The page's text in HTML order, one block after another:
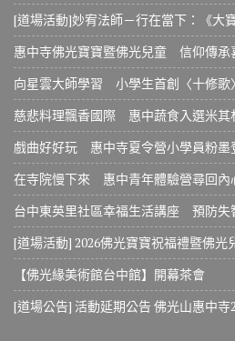
[道場活動]妙宥法師－行在當下：《大
惠中寺佛光寶寶暨佛光兒童 信仰傳承
向星雲大師學習 小學生首創〈十修歌
慈悲料理飄香國際 惠中蔬食入選米其
戲曲好好玩 惠中寺夏令營小學員粉墨
在寺院慢下來 惠中青年體驗營尋回內
台中東英里社區幸福生活講座 預防失
[道場活動] 2026佛光寶寶祝福禮暨佛光
【佛光緣美術館台中館】開幕茶會
[道場公告] 活動延期公告 佛光山惠中